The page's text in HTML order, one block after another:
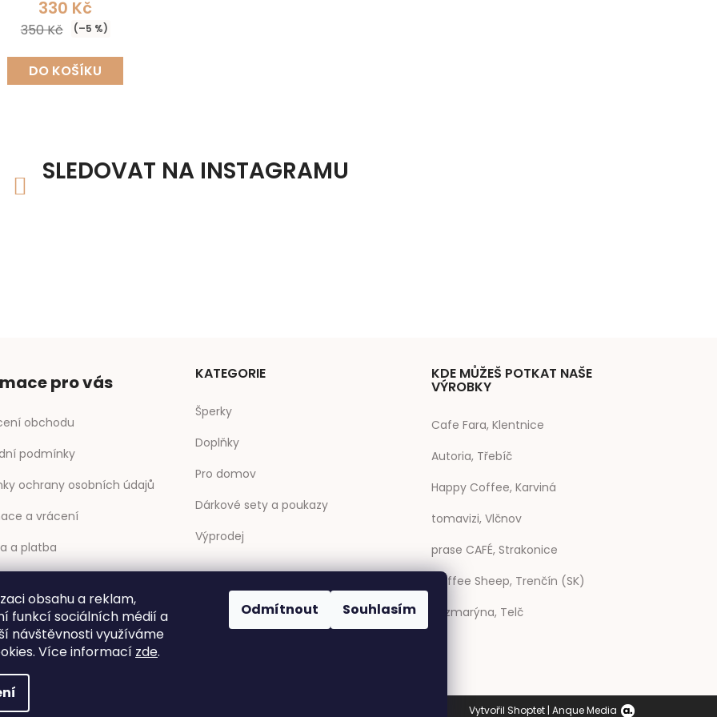
obsahu a reklam,
funkcí sociálních médií a
návštěvnosti využíváme
Více informací zde.
Odmítnout Souhlasím
330 Kč
350 Kč (–5 %)
DO KOŠÍKU
SLEDOVAT NA INSTAGRAMU
pro vás
obchodu
podmínky
ochrany osobních údajů
a vrácení
a platba
KATEGORIE
Šperky
Doplňky
Pro domov
Dárkové sety a poukazy
Výprodej
KDE MŮŽEŠ POTKAT NAŠE
VÝROBKY
Cafe Fara, Klentnice
Autoria, Třebíč
Happy Coffee, Karviná
tomavizi, Vlčnov
prase CAFÉ, Strakonice
Coffee Sheep, Trenčín (SK)
Rozmarýna, Telč
Vytvořil Shoptet | Anque Media
Upravit nastavení cookies